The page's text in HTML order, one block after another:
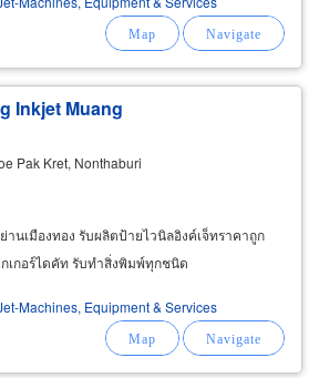
Inkjet Muang
Pak Kret, Nonthaburi
านเมืองทอง รับผลิตป้ายไวนิลอิงค์เจ็ทราคาถูก
กอร์ไดคัท รับทำสิ่งพิมพ์ทุกชนิด
Machines, Equipment & Services